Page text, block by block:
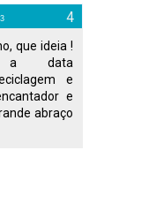
que ideia !
a data
e
e
abraço